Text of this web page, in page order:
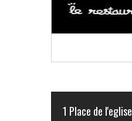
1 Place de l'eglise